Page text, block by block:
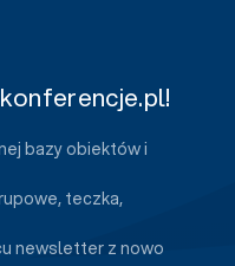
bazy obiektów i
teczka,
newsletter z nowo